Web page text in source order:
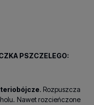
(H.
PSZCZELEGO:
. Rozpuszcza
Nawet rozcieńczone